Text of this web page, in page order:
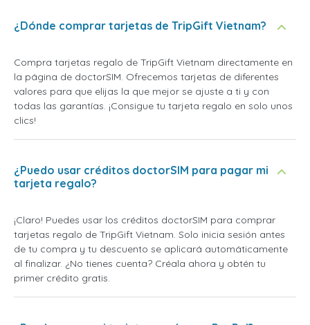
¿Dónde comprar tarjetas de TripGift Vietnam?
Compra tarjetas regalo de TripGift Vietnam directamente en
la página de doctorSIM. Ofrecemos tarjetas de diferentes
valores para que elijas la que mejor se ajuste a ti y con
todas las garantías. ¡Consigue tu tarjeta regalo en solo unos
clics!
¿Puedo usar créditos doctorSIM para pagar mi
tarjeta regalo?
¡Claro! Puedes usar los créditos doctorSIM para comprar
tarjetas regalo de TripGift Vietnam. Solo inicia sesión antes
de tu compra y tu descuento se aplicará automáticamente
al finalizar. ¿No tienes cuenta? Créala ahora y obtén tu
primer crédito gratis.